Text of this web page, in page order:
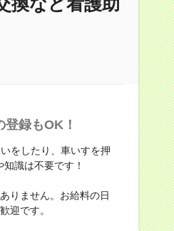
録もOK！
をしたり、車いすを押
識は不要です！
りません。お給料の日
迎です。